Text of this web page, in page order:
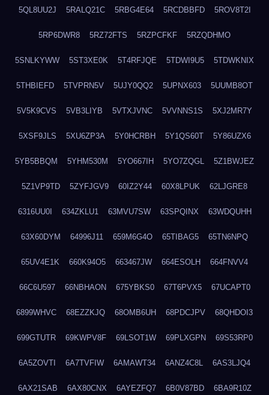
5QL8UU2J 5RALQ21C 5RBG4E64 5RCDBBFD 5ROV8T2I
5RP6DWR8 5RZ72FTS 5RZPCFKF 5RZQDHMO
5SNLKYWW 5ST3XE0K 5T4RFJQE 5TDWI9U5 5TDWKNIX
5THBIEFD 5TVPRN5V 5UJY0QQ2 5UPNX603 5UUMB8OT
5V5K9CVS 5VB3LIYB 5VTXJVNC 5VVNNS1S 5XJ2MR7Y
5XSF9JLS 5XU6ZP3A 5Y0HCRBH 5Y1QS60T 5Y86UZX6
5YB5BBQM 5YHM530M 5YO667IH 5YO7ZQGL 5Z1BWJEZ
5Z1VP9TD 5ZYFJGV9 60IZ2Y44 60X8LPUK 62LJGRE8
6316UU0I 634ZKLU1 63MVU7SW 63SPQINX 63WDQUHH
63X60DYM 64996J11 659M6G4O 65TIBAG5 65TN6NPQ
65UV4E1K 660K94O5 663467JW 664ESOLH 664FNVV4
66C6U597 66NBHAON 675YBKS0 67T6PVX5 67UCAPT0
6899WHVC 68EZZKJQ 68OMB6UH 68PDCJPV 68QHDOI3
699GTUTR 69KWPV8F 69LSOT1W 69PLXGPN 69S53RP0
6A5ZOVTI 6A7TVFIW 6AMAWT34 6ANZ4C8L 6AS3LJQ4
6AX21SAB 6AX80CNX 6AYEZFQ7 6B0V87BD 6BA9R10Z